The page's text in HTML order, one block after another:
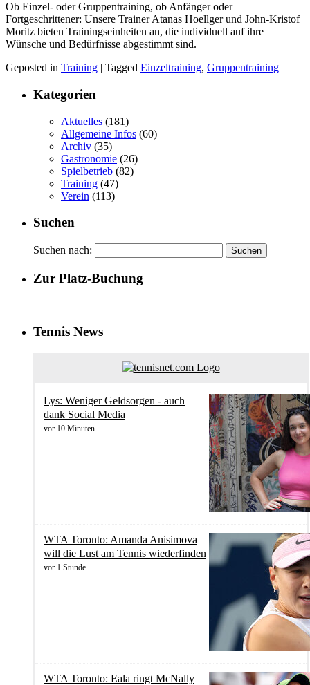
Ob Einzel- oder Gruppentraining, ob Anfänger oder
Fortgeschrittener: Unsere Trainer Atanas Hoellger und John-Kristof
Moritz bieten Trainingseinheiten an, die individuell auf ihre
Wünsche und Bedürfnisse abgestimmt sind.
Geposted in Training | Tagged Einzeltraining, Gruppentraining
Kategorien
Aktuelles (181)
Allgemeine Infos (60)
Archiv (35)
Gastronomie (26)
Spielbetrieb (82)
Training (47)
Verein (113)
Suchen
Suchen nach:
Zur Platz-Buchung
Tennis News
Lys: Weniger Geldsorgen - auch
dank Social Media
vor 10 Minuten
WTA Toronto: Amanda Anisimova
will die Lust am Tennis wiederfinden
vor 1 Stunde
WTA Toronto: Eala ringt McNally